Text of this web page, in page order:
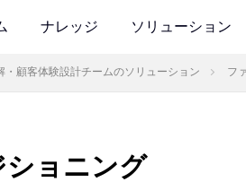
ナレッジ ソリューション
・顧客体験設計チームのソリューション フ
ショニング